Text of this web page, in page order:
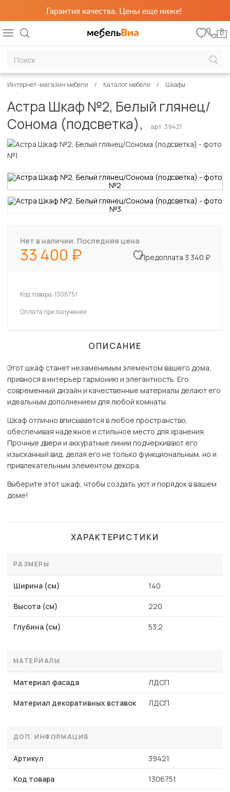
Гарантия качества. Цены еще ниже!
0
Интернет-магазин мебели Каталог мебели Шкафы
Астра Шкаф №2, Белый глянец/
Сонома (подсветка),
арт. 39421
Нет в наличии. Последняя цена
33 400 Предоплата 3 340 ₽
Код товара:1306751
Оплата при получении
ОПИСАНИЕ
Этот шкаф станет незаменимым элементом вашего дома,
привнося в интерьер гармонию и элегантность. Его
современный дизайн и качественные материалы делают его
идеальным дополнением для любой комнаты.
Шкаф отлично вписывается в любое пространство,
обеспечивая надежное и стильное место для хранения.
Прочные двери и аккуратные линии подчеркивают его
изысканный вид, делая его не только функциональным, но и
привлекательным элементом декора.
Выберите этот шкаф, чтобы создать уют и порядок в вашем
доме!
ХАРАКТЕРИСТИКИ
РАЗМЕРЫ
Ширина (см) 140
Высота (см) 220
Глубина (см) 53.2
МАТЕРИАЛЫ
Материал фасада ЛДСП
Материал декоративных вставок ЛДСП
ДОП. ИНФОРМАЦИЯ
Артикул 39421
Код товара 1306751